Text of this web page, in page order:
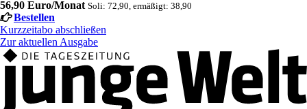
56,90 Euro/Monat Soli: 72,90, ermäßigt: 38,90
Bestellen
Kurzzeitabo abschließen
Zur aktuellen Ausgabe